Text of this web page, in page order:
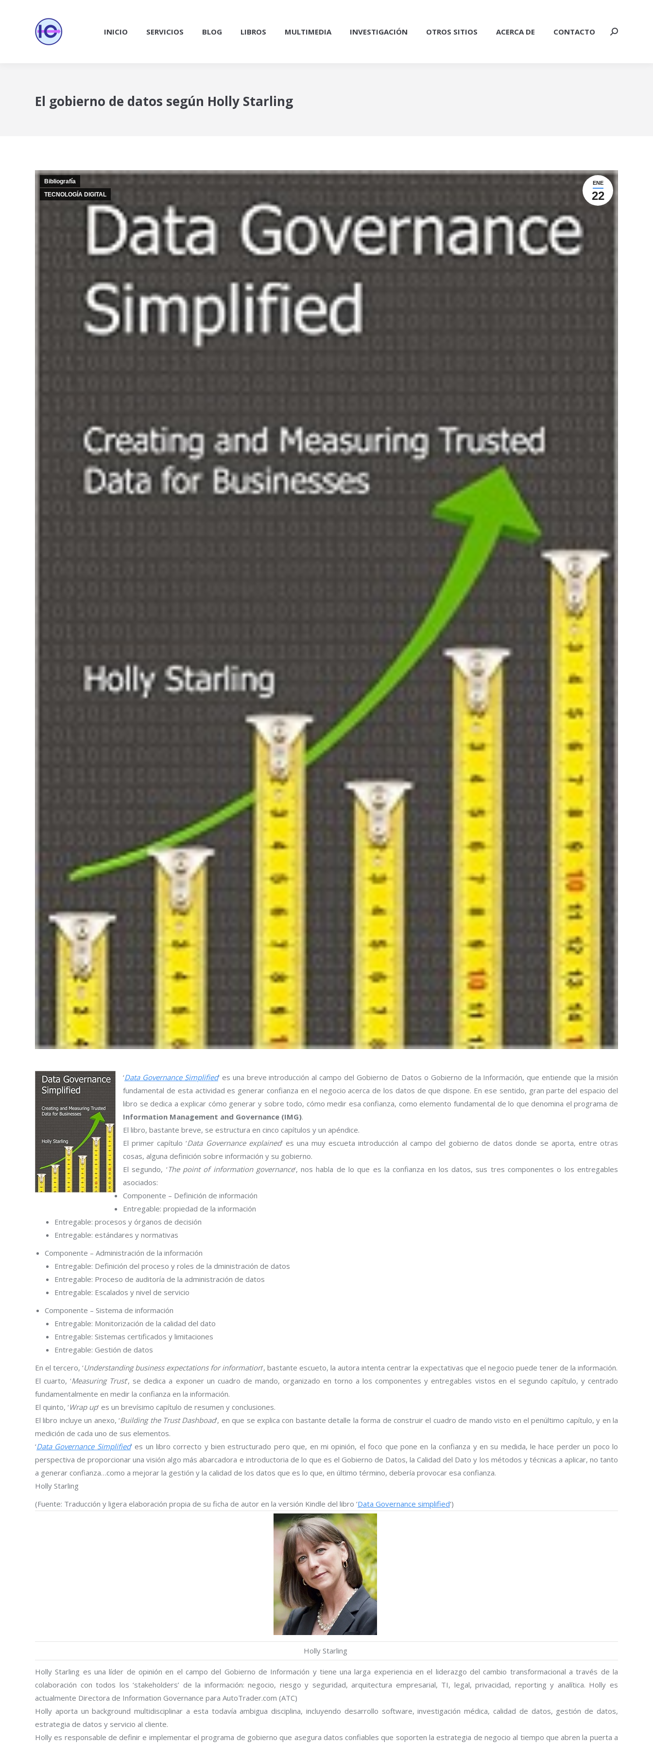
INICIO SERVICIOS BLOG LIBROS MULTIMEDIA INVESTIGACIÓN OTROS SITIOS ACERCA DE CONTACTO Buscar:
El gobierno de datos según Holly Starling
ENE
22
Bibliografía
TECNOLOGÍA DIGITAL
‘Data Governance Simplified‘ es una breve introducción al campo del Gobierno de Datos o Gobierno de la Información, que entiende que la misión
fundamental de esta actividad es generar confianza en el negocio acerca de los datos de que dispone. En ese sentido, gran parte del espacio del
libro se dedica a explicar cómo generar y sobre todo, cómo medir esa confianza, como elemento fundamental de lo que denomina el programa de
Information Management and Governance (IMG).
El libro, bastante breve, se estructura en cinco capítulos y un apéndice.
El primer capítulo ‘Data Governance explained‘ es una muy escueta introducción al campo del gobierno de datos donde se aporta, entre otras
cosas, alguna definición sobre información y su gobierno.
El segundo, ‘The point of information governance‘, nos habla de lo que es la confianza en los datos, sus tres componentes o los entregables
asociados:
Componente – Definición de información
Entregable: propiedad de la información
Entregable: procesos y órganos de decisión
Entregable: estándares y normativas
Componente – Administración de la información
Entregable: Definición del proceso y roles de la dministración de datos
Entregable: Proceso de auditoría de la administración de datos
Entregable: Escalados y nivel de servicio
Componente – Sistema de información
Entregable: Monitorización de la calidad del dato
Entregable: Sistemas certificados y limitaciones
Entregable: Gestión de datos
En el tercero, ‘Understanding business expectations for information‘, bastante escueto, la autora intenta centrar la expectativas que el negocio puede tener de la información.
El cuarto, ‘Measuring Trust‘, se dedica a exponer un cuadro de mando, organizado en torno a los componentes y entregables vistos en el segundo capítulo, y centrado
fundamentalmente en medir la confianza en la información.
El quinto, ‘Wrap up‘ es un brevísimo capítulo de resumen y conclusiones.
El libro incluye un anexo, ‘Building the Trust Dashboad‘, en que se explica con bastante detalle la forma de construir el cuadro de mando visto en el penúltimo capítulo, y en la
medición de cada uno de sus elementos.
‘Data Governance Simplified‘ es un libro correcto y bien estructurado pero que, en mi opinión, el foco que pone en la confianza y en su medida, le hace perder un poco lo
perspectiva de proporcionar una visión algo más abarcadora e introductoria de lo que es el Gobierno de Datos, la Calidad del Dato y los métodos y técnicas a aplicar, no tanto
a generar confianza…como a mejorar la gestión y la calidad de los datos que es lo que, en último término, debería provocar esa confianza.
Holly Starling
(Fuente: Traducción y ligera elaboración propia de su ficha de autor en la versión Kindle del libro ‘Data Governance simplified‘)
Holly Starling
Holly Starling es una líder de opinión en el campo del Gobierno de Información y tiene una larga experiencia en el liderazgo del cambio transformacional a través de la
colaboración con todos los ‘stakeholders’ de la información: negocio, riesgo y seguridad, arquitectura empresarial, TI, legal, privacidad, reporting y analítica. Holly es
actualmente Directora de Information Governance para AutoTrader.com (ATC)
Holly aporta un background multidisciplinar a esta todavía ambigua disciplina, incluyendo desarrollo software, investigación médica, calidad de datos, gestión de datos,
estrategia de datos y servicio al cliente.
Holly es responsable de definir e implementar el programa de gobierno que asegura datos confiables que soporten la estrategia de negocio al tiempo que abren la puerta a